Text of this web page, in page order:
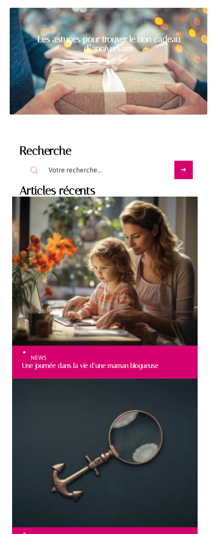
Les astuces pour trouver le bon cadeau
d’anniversaire
Recherche
Articles récents
NEWS
Une journée dans la vie d’une maman blogueuse